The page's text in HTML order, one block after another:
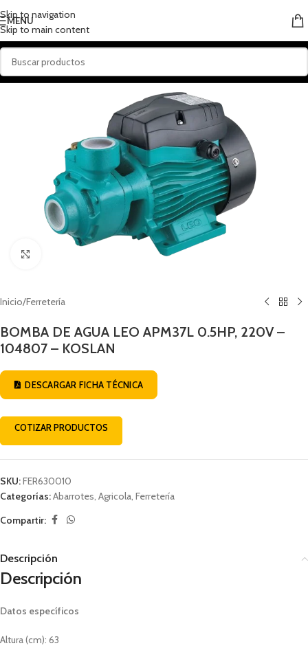
Skip to navigation
Skip to main content
MENU
Inicio/Ferretería
BOMBA DE AGUA LEO APM37L 0.5HP, 220V –
104807 – KOSLAN
DESCARGAR FICHA TÉCNICA
COTIZAR PRODUCTOS
SKU:FER630010
Categorías:Abarrotes, Agricola, Ferretería
Compartir:
Descripción
Descripción
Datos específicos
Altura (cm): 63